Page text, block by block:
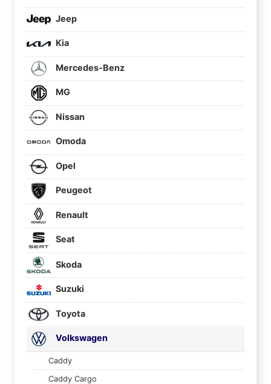
Jeep
Kia
Mercedes-Benz
MG
Nissan
Omoda
Opel
Peugeot
Renault
Seat
Skoda
Suzuki
Toyota
Volkswagen
Caddy
Caddy Cargo